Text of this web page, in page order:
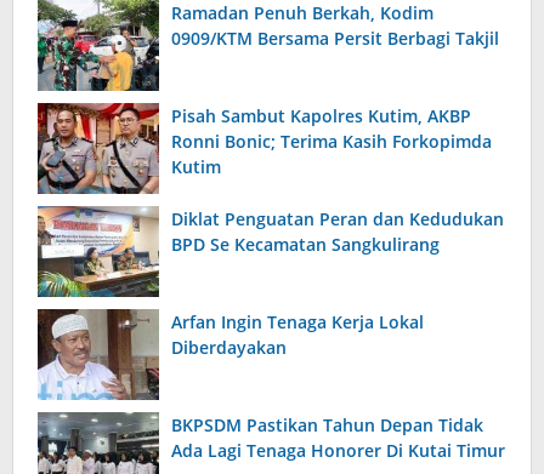
Ramadan Penuh Berkah, Kodim
0909/KTM Bersama Persit Berbagi Takjil
Pisah Sambut Kapolres Kutim, AKBP
Ronni Bonic; Terima Kasih Forkopimda
Kutim
Diklat Penguatan Peran dan Kedudukan
BPD Se Kecamatan Sangkulirang
Arfan Ingin Tenaga Kerja Lokal
Diberdayakan
BKPSDM Pastikan Tahun Depan Tidak
Ada Lagi Tenaga Honorer Di Kutai Timur